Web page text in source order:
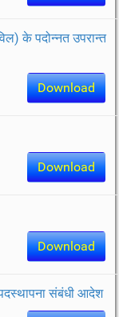
के पदोन्नत उपरान्त
Download
Download
Download
संबंधी आदेश